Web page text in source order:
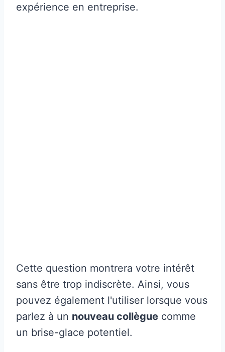
expérience en entreprise.
Cette question montrera votre intérêt
sans être trop indiscrète. Ainsi, vous
pouvez également l'utiliser lorsque vous
parlez à un nouveau collègue comme
un brise-glace potentiel.